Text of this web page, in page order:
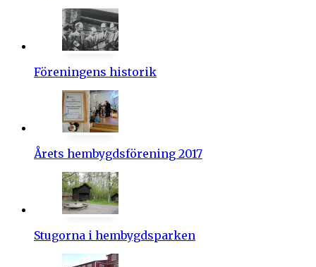
Föreningens historik
Årets hembygdsförening 2017
Stugorna i hembygdsparken